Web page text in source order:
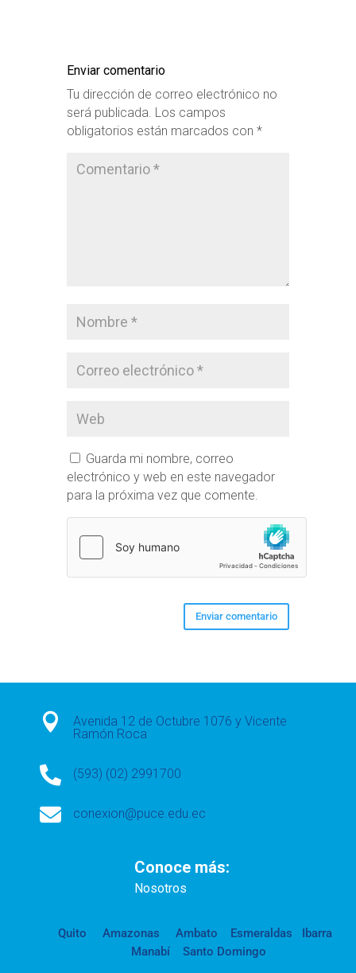
Enviar comentario
Tu dirección de correo electrónico no
será publicada. Los campos
obligatorios están marcados con *
Guarda mi nombre, correo
electrónico y web en este navegador
para la próxima vez que comente.

Avenida 12 de Octubre 1076 y Vicente
Ramón Roca
 (593) (02) 2991700
 conexion@puce.edu.ec
Conoce más:
Nosotros
Quito Amazonas Ambato Esmeraldas
Ibarra
Manabí
Santo Domingo